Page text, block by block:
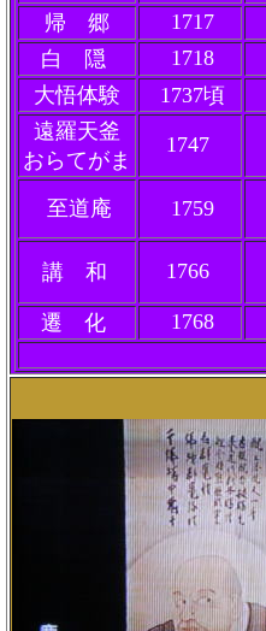
帰 郷
1717
白 隠
1718
大悟体験
1737頃
遠羅天釜
おらてがま
1747
至道庵 1759
講 和 1766
遷 化
1768